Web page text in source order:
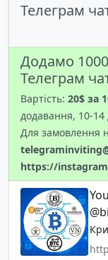
Телеграм
Додамо
Телеграм
Вартість: 20$ за
додавання, 10-14
Для замовлення
https://